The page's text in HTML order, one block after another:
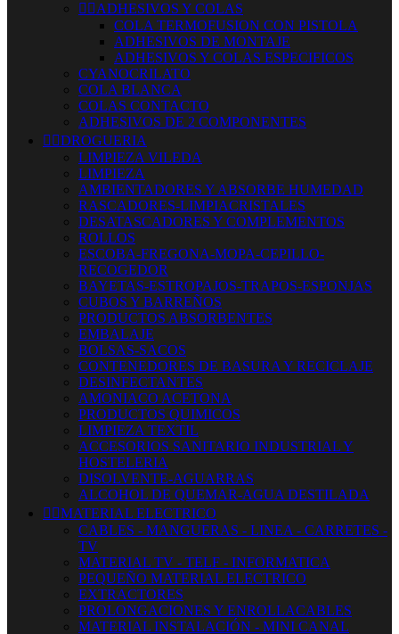
 ADHESIVOS Y COLAS
COLA TERMOFUSION CON PISTOLA
ADHESIVOS DE MONTAJE
ADHESIVOS Y COLAS ESPECIFICOS
CYANOCRILATO
COLA BLANCA
COLAS CONTACTO
ADHESIVOS DE 2 COMPONENTES
 DROGUERIA
LIMPIEZA VILEDA
LIMPIEZA
AMBIENTADORES Y ABSORBE HUMEDAD
RASCADORES-LIMPIACRISTALES
DESATASCADORES Y COMPLEMENTOS
ROLLOS
ESCOBA-FREGONA-MOPA-CEPILLO-
RECOGEDOR
BAYETAS-ESTROPAJOS-TRAPOS-ESPONJAS
CUBOS Y BARREÑOS
PRODUCTOS ABSORBENTES
EMBALAJE
BOLSAS-SACOS
CONTENEDORES DE BASURA Y RECICLAJE
DESINFECTANTES
AMONIACO ACETONA
PRODUCTOS QUIMICOS
LIMPIEZA TEXTIL
ACCESORIOS SANITARIO INDUSTRIAL Y
HOSTELERIA
DISOLVENTE-AGUARRAS
ALCOHOL DE QUEMAR-AGUA DESTILADA
 MATERIAL ELECTRICO
CABLES - MANGUERAS - LINEA - CARRETES -
TV
MATERIAL TV - TELF - INFORMATICA
PEQUEÑO MATERIAL ELECTRICO
EXTRACTORES
PROLONGACIONES Y ENROLLACABLES
MATERIAL INSTALACIÓN - MINI CANAL